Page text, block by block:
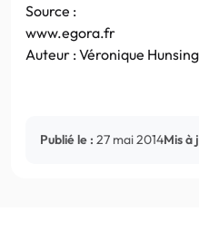
Source :
www.egora.fr
Auteur : Véronique
Publié le : 27 mai 2014Mis à